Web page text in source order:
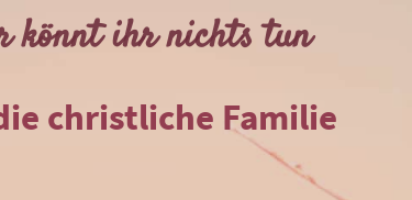
könnt ihr nichts tun
christliche Familie